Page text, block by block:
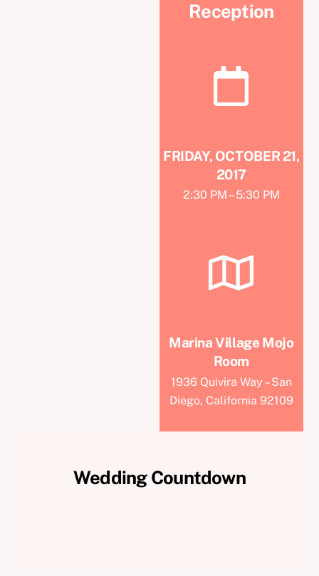
Reception
FRIDAY, OCTOBER 21,
2017
2:30 PM – 5:30 PM
Marina Village Mojo
Room
1936 Quivira Way – San
Diego, California 92109
Wedding Countdown